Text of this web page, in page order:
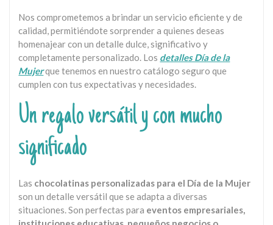
Nos comprometemos a brindar un servicio eficiente y de
calidad, permitiéndote sorprender a quienes deseas
homenajear con un detalle dulce, significativo y
completamente personalizado. Los detalles Día de la
Mujerque tenemos en nuestro catálogo seguro que
cumplen con tus expectativas y necesidades.
Un regalo versátil y con mucho
significado
Las chocolatinas personalizadas para el Día de la Mujer
son un detalle versátil que se adapta a diversas
situaciones. Son perfectas para eventos empresariales,